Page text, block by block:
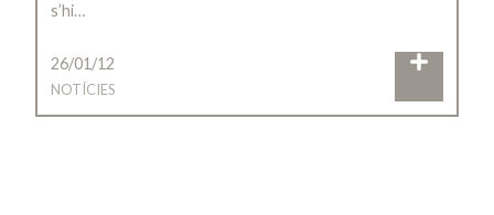
s’hi…
26/01/12
NOTÍCIES